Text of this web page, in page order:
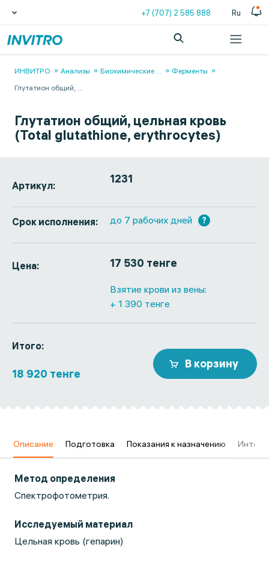
+7 (707) 2 585 888 Ru
ИНВИТРО Анализы Биохимические ...
Ферменты
Глутатион общий, ...
Глутатион общий, цельная кровь
(Total glutathione, erythrocytes)
Артикул: 1231
Срок исполнения: до 7 рабочих дней ?
Цена: 17 530 тенге
Взятие крови из вены:
+ 1 390 тенге
Итого:
18 920 тенге
В корзину
Описание Подготовка Показания к назначению
Метод определения
Спектрофотометрия.
Исследуемый материал
Цельная кровь (гепарин)